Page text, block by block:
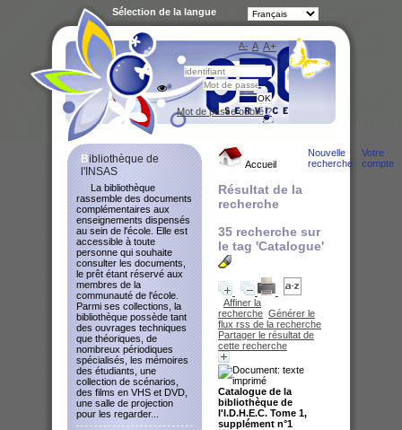
Accueil
Nouvelle
recherche
Votre
compte
Résultat de la
recherche
35 recherche sur
le tag 'Catalogue'
Affiner la
recherche Générer le
flux rss de la recherche
Partager le résultat de
cette recherche
Catalogue de la
bibliothèque de
l'I.D.H.E.C. Tome 1,
supplément n°1
Bibliothèque de
l'INSAS
La bibliothèque
rassemble des documents
complémentaires aux
enseignements dispensés
au sein de l'école. Elle est
accessible à toute
personne qui souhaite
consulter les documents,
le prêt étant réservé aux
membres de la
communauté de l'école.
Parmi ses collections, la
bibliothèque possède tant
des ouvrages techniques
que théoriques, de
nombreux périodiques
spécialisés, les mémoires
des étudiants, une
collection de scénarios,
des films en VHS et DVD,
une salle de projection
pour les regarder...
A- A A+
Sélection de la langue
Mot de passe oublié ?